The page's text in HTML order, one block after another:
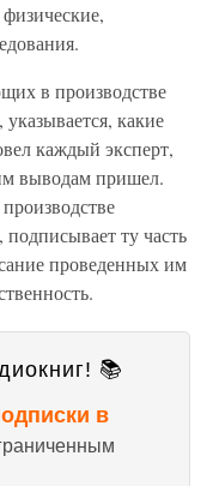
в производстве
какие
каждый эксперт,
выводам пришел.
ту часть
проведенных им
📚
в